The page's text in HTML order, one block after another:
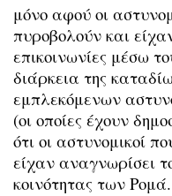
μόνο αφού οι
πυροβολούν και
επικοινωνίες μέσω
διάρκεια της
εμπλεκόμενων
(οι οποίες έχουν
ότι οι αστυνομικοί
είχαν αναγνωρίσει
κοινότητας των Ρομά.